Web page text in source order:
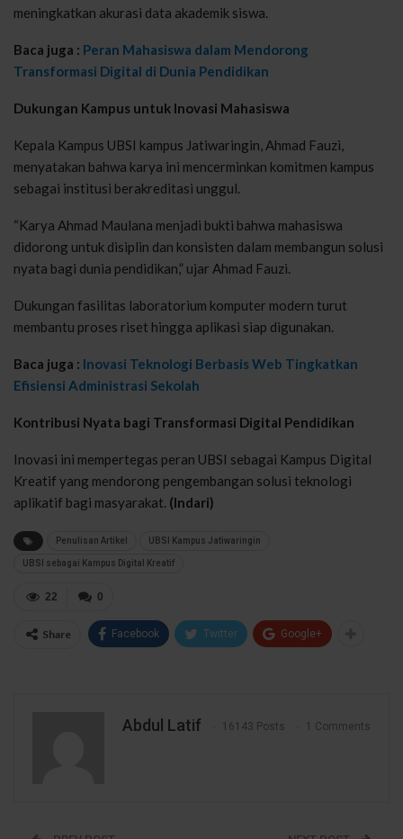
meningkatkan akurasi data akademik siswa.
Baca juga : Peran Mahasiswa dalam Mendorong
Transformasi Digital di Dunia Pendidikan
Dukungan Kampus untuk Inovasi Mahasiswa
Kepala Kampus UBSI kampus Jatiwaringin, Ahmad Fauzi,
menyatakan bahwa karya ini mencerminkan komitmen kampus
sebagai institusi berakreditasi unggul.
“Karya Ahmad Maulana menjadi bukti bahwa mahasiswa
didorong untuk disiplin dan konsisten dalam membangun solusi
nyata bagi dunia pendidikan,” ujar Ahmad Fauzi.
Dukungan fasilitas laboratorium komputer modern turut
membantu proses riset hingga aplikasi siap digunakan.
Baca juga : Inovasi Teknologi Berbasis Web Tingkatkan
Efisiensi Administrasi Sekolah
Kontribusi Nyata bagi Transformasi Digital Pendidikan
Inovasi ini mempertegas peran UBSI sebagai Kampus Digital
Kreatif yang mendorong pengembangan solusi teknologi
aplikatif bagi masyarakat. (Indari)
Penulisan Artikel UBSI Kampus Jatiwaringin
UBSI sebagai Kampus Digital Kreatif
0
22
Share Facebook Twitter Google+
Abdul Latif 16143 Posts 1 Comments